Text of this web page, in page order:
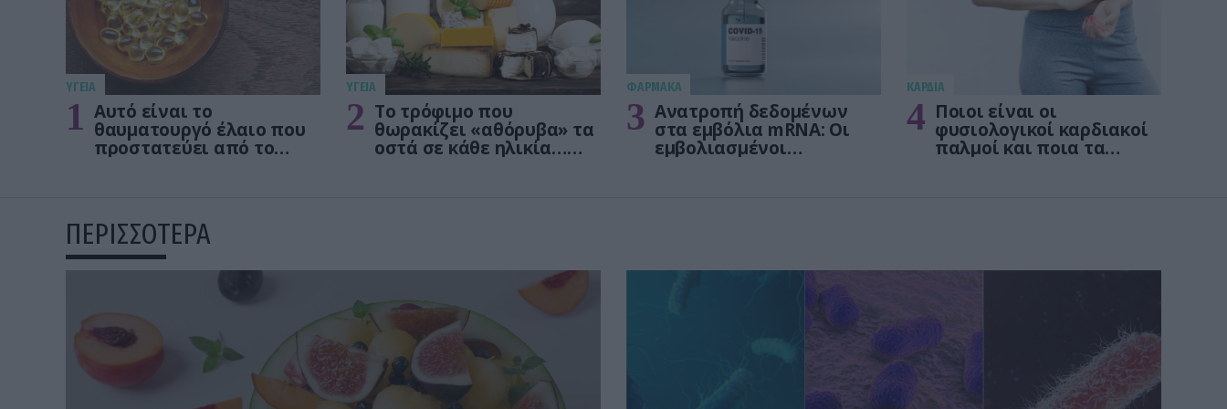
ΥΓΕΙΑ
1 Αυτό είναι το
θαυματουργό έλαιο που
προστατεύει από το
ΥΓΕΙΑ
2 Το τρόφιμο που
θωρακίζει «αθόρυβα» τα
οστά σε κάθε ηλικία…
ΦΑΡΜΑΚΑ
3 Ανατροπή δεδομένων
στα εμβόλια mRNA: Οι
εμβολιασμένοι
KΑΡΔΙΑ
4 Ποιοι είναι οι
φυσιολογικοί καρδιακοί
παλμοί και ποια τα
ΠΕΡΙΣΣΟΤΕΡΑ